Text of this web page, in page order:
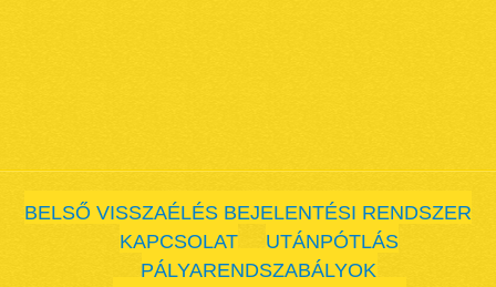
BELSŐ VISSZAÉLÉS BEJELENTÉSI RENDSZER
KAPCSOLAT
UTÁNPÓTLÁS
PÁLYARENDSZABÁLYOK